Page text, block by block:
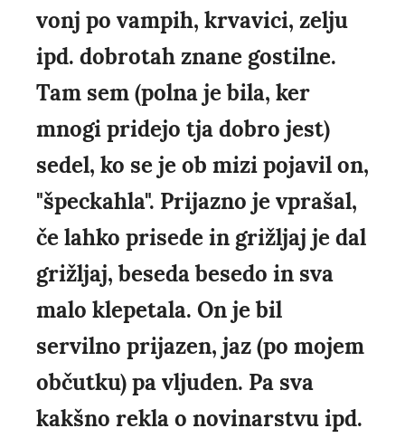
vonj po vampih, krvavici, zelju
ipd. dobrotah znane gostilne.
Tam sem (polna je bila, ker
mnogi pridejo tja dobro jest)
sedel, ko se je ob mizi pojavil on,
"špeckahla". Prijazno je vprašal,
če lahko prisede in grižljaj je dal
grižljaj, beseda besedo in sva
malo klepetala. On je bil
servilno prijazen, jaz (po mojem
občutku) pa vljuden. Pa sva
kakšno rekla o novinarstvu ipd.